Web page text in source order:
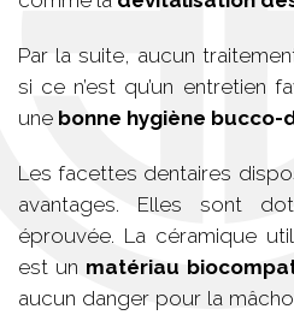
Par la suite, aucun
si ce n’est qu’un entretien
une bonne hygiène bucco-
Les facettes dentaires
avantages. Elles sont
éprouvée. La céramique
est un matériau
aucun danger pour la